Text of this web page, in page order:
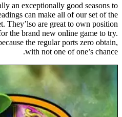
actually an exceptionally good
ten headings can make all of our
internet. They’lso are great to own
for the brand new online
have because the regular ports
with not one of one’s